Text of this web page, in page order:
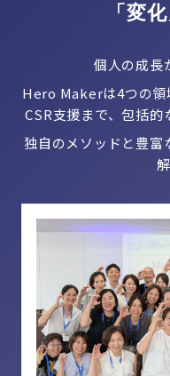
「変
個人の成長
Hero Makerは4つの領
CSR支援まで、包括的
独自のメソッドと豊富